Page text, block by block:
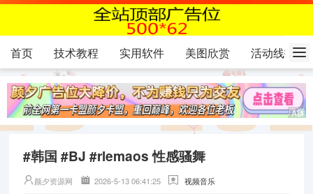
首页 技术教程 实用软件 美图欣赏 活动线报
#韩国 #BJ #rlemaos 性感骚舞
颜夕资源网 2026-5-13 06:41:25 视频音乐